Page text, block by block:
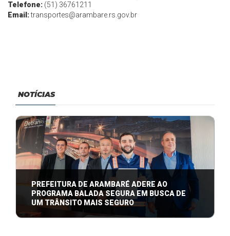
Telefone: (51) 36761211
Email:transportes@arambare.rs.gov.br
NOTÍCIAS
PREFEITURA DE ARAMBARÉ ADERE AO
PROGRAMA BALADA SEGURA EM BUSCA DE
UM TRÂNSITO MAIS SEGURO